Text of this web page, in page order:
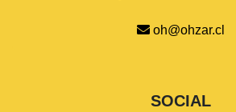
oh@ohzar.cl
SOCIAL